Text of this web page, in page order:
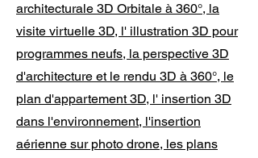
architecturale 3D Orbitale à 360°, la
visite virtuelle 3D, l' illustration 3D pour
programmes neufs, la perspective 3D
d'architecture et le rendu 3D à 360°, le
plan d'appartement 3D, l' insertion 3D
dans l'environnement, l'insertion
aérienne sur photo drone, les plans